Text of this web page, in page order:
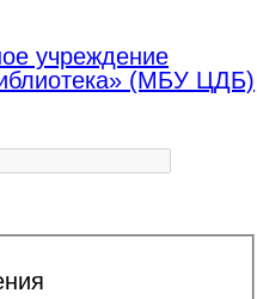
учреждение
(МБУ ЦДБ)